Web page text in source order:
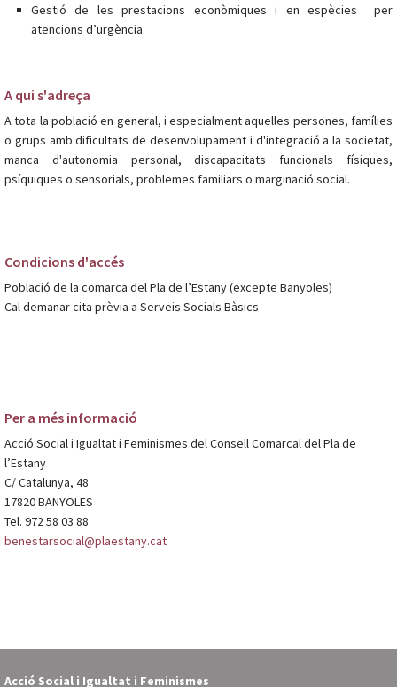
Gestió de les prestacions econòmiques i en espècies per
atencions d’urgència.
A qui s'adreça
A tota la població en general, i especialment aquelles persones, famílies
o grups amb dificultats de desenvolupament i d'integració a la societat,
manca d'autonomia personal, discapacitats funcionals físiques,
psíquiques o sensorials, problemes familiars o marginació social.
Condicions d'accés
Població de la comarca del Pla de l’Estany (excepte Banyoles)
Cal demanar cita prèvia a Serveis Socials Bàsics
Per a més informació
Acció Social i Igualtat i Feminismes del Consell Comarcal del Pla de
l’Estany
C/ Catalunya, 48
17820 BANYOLES
Tel. 972 58 03 88
benestarsocial@plaestany.cat
Acció Social i Igualtat i Feminismes